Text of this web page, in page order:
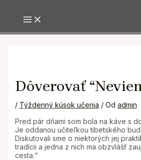
MAIN MENU
Dôverovať
/ Týždenný kúsok učenia / Od admin
Pred pár dňami som bola na káve s
Je oddanou učiteľkou tibetského
Diskutovali sme o niektorých jej
tradícii a jedna z nich ma obzvlášť
cesta.“